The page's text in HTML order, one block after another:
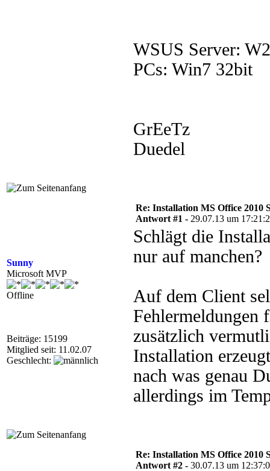
WSUS Server:
PCs: Win7 32bit
GrEeTz
Duedel
Sunny
Microsoft MVP
Offline
Beiträge: 15199
Mitglied seit: 11.02.07
Geschlecht:
Re: Installation MS Office 2010
Antwort #1 - 29.07.13 um
Schlägt die
nur auf manchen?
Auf dem Client
Fehlermeldungen
zusätzlich
Installation
nach was genau
allerdings im
Re: Installation MS Office 2010
Antwort #2 - 30.07.13 um